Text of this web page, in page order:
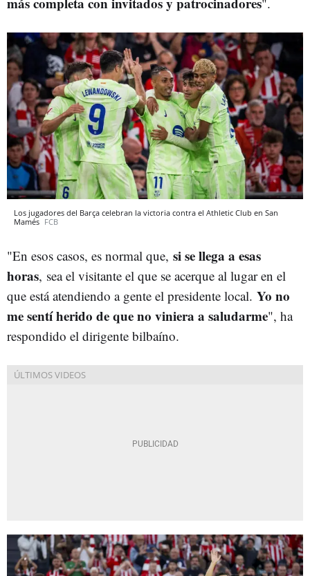
Los jugadores del Barça celebran la victoria contra el Athletic Club en San
Mamés FCB
"En esos casos, es normal que, si se llega a esas
horas, sea el visitante el que se acerque al lugar en el
que está atendiendo a gente el presidente local. Yo no
me sentí herido de que no viniera a saludarme", ha
respondido el dirigente bilbaíno.